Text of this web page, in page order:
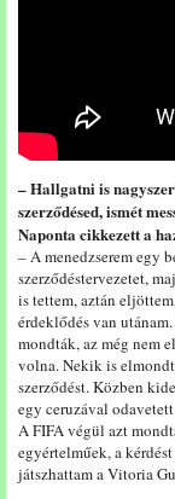
– Hallgatni is
szerződésed, ismét
Naponta cikkezett a
– A menedzserem egy
szerződéstervezetet,
is tettem, aztán
érdeklődés van
mondták, az még nem
volna. Nekik is
szerződést. Közben
egy ceruzával
A FIFA végül azt
egyértelműek, a
játszhattam a Vitoria